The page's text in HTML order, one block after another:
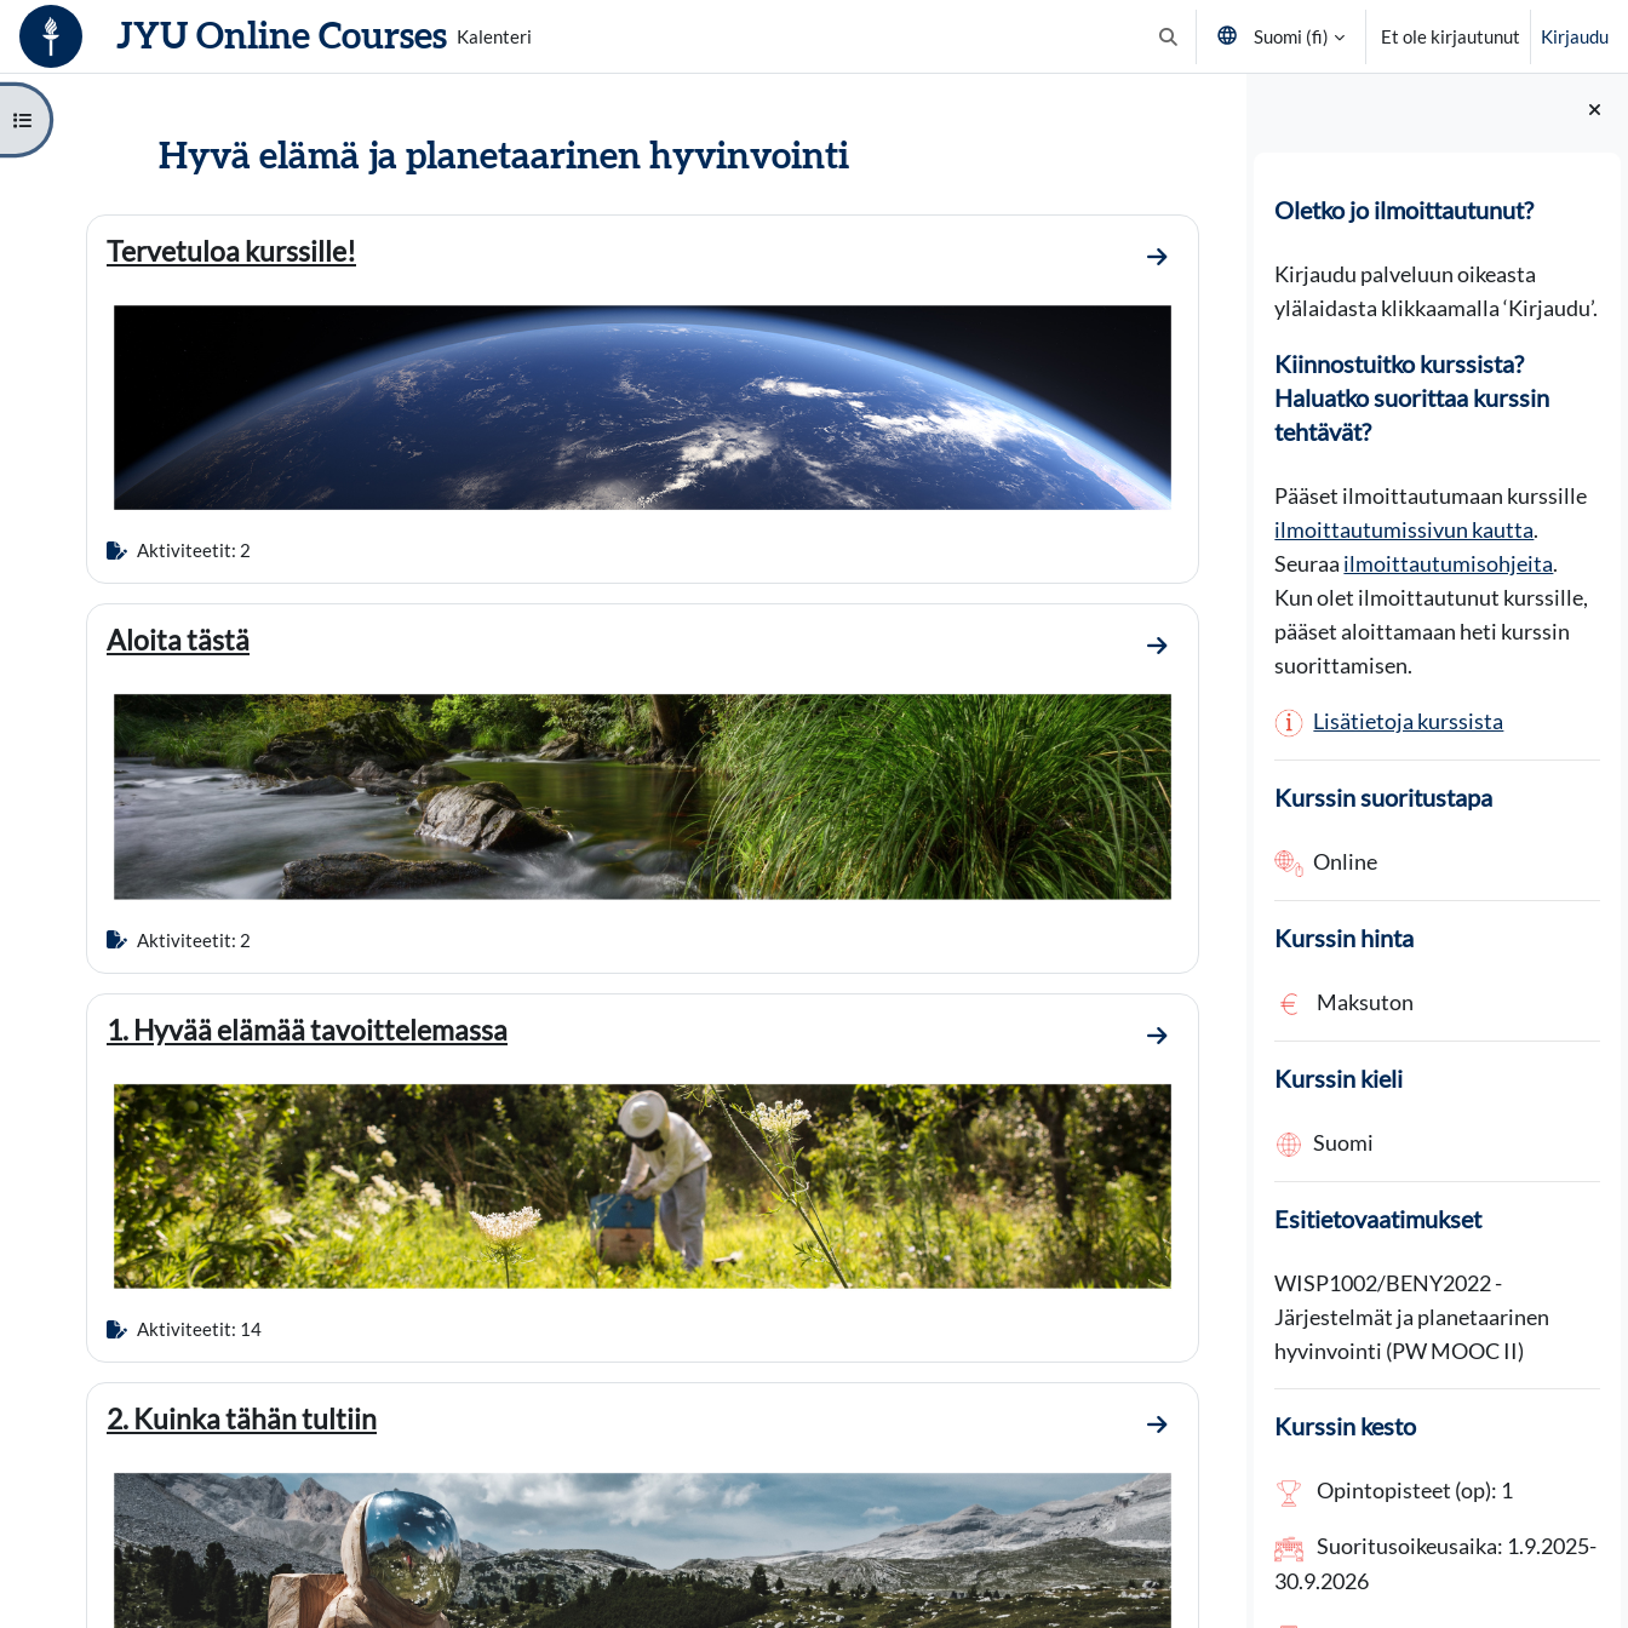
Siirry pääsisältöön
JYU Online Courses Kalenteri
Vaihda hakusyöttöä
Suomi ‎(fi)‎ Et ole kirjautunut Kirjaudu
Oletko jo ilmoittautunut?
Kirjaudu palveluun oikeasta
ylälaidasta klikkaamalla ‘Kirjaudu’.
Kiinnostuitko kurssista?
Haluatko suorittaa kurssin
tehtävät?
Pääset ilmoittautumaan kurssille
ilmoittautumissivun kautta.
Seuraa ilmoittautumisohjeita.
Kun olet ilmoittautunut kurssille,
pääset aloittamaan heti kurssin
suorittamisen.
Lisätietoja kurssista
Kurssin suoritustapa
Online
Kurssin hinta
Maksuton
Kurssin kieli
Suomi
Esitietovaatimukset
WISP1002/BENY2022 -
Järjestelmät ja planetaarinen
hyvinvointi (PW MOOC II)
Kurssin kesto
Opintopisteet (op): 1
Suoritusoikeusaika: 1.9.2025-
30.9.2026
Avaa kurssisisältö
Hyvä elämä ja planetaarinen hyvinvointi
Osion ääriviiva
Tervetuloa kurssille! Mene osioon Tervetuloa kurssille!
Aktiviteetit: 2
Aloita tästä Mene osioon Aloita tästä
Aktiviteetit: 2
1. Hyvää elämää tavoittelemassa Mene osioon 1. Hyvää elämää tavoittelemassa
Aktiviteetit: 14
2. Kuinka tähän tultiin Mene osioon 2. Kuinka tähän tultiin